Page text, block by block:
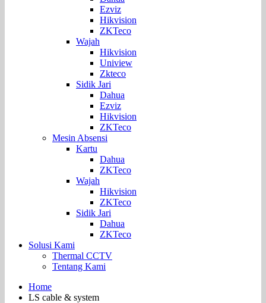
Ezviz
Hikvision
ZKTeco
Wajah
Hikvision
Uniview
Zkteco
Sidik Jari
Dahua
Ezviz
Hikvision
ZKTeco
Mesin Absensi
Kartu
Dahua
ZKTeco
Wajah
Hikvision
ZKTeco
Sidik Jari
Dahua
ZKTeco
Solusi Kami
Thermal CCTV
Tentang Kami
Home
LS cable & system